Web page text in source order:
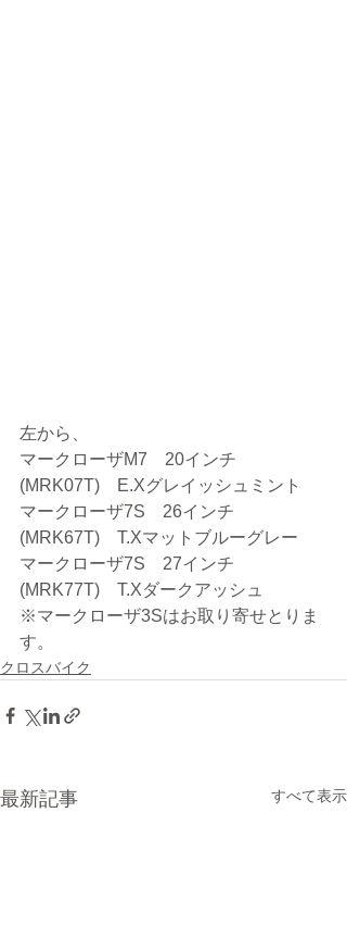
左から、
マークローザM7　20インチ
(MRK07T)　E.Xグレイッシュミント
マークローザ7S　26インチ
(MRK67T)　T.Xマットブルーグレー
マークローザ7S　27インチ
(MRK77T)　T.Xダークアッシュ
※マークローザ3Sはお取り寄せとりま
す。
クロスバイク
最新記事 すべて表示